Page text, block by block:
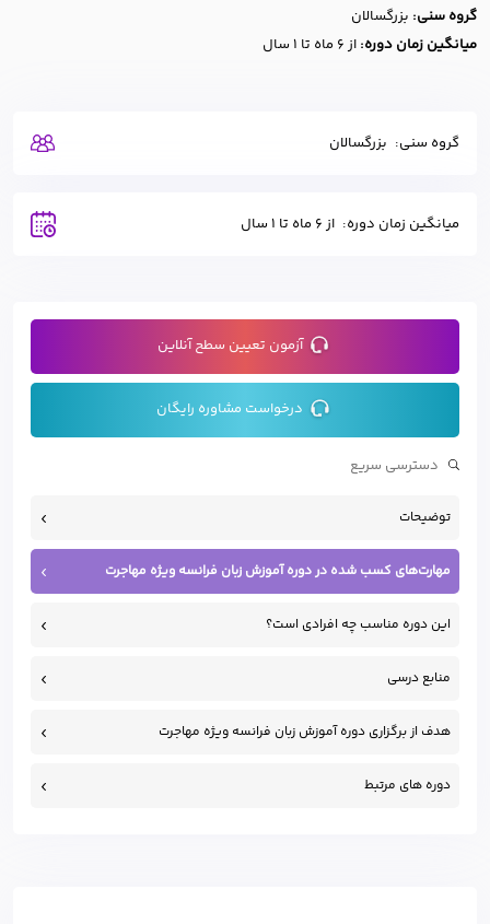
گروه سنی: بزرگسالان
میانگین زمان دوره: از 6 ماه تا 1 سال
گروه سنی: بزرگسالان
میانگین زمان دوره: از 6 ماه تا 1 سال
آزمون تعیین سطح آنلاین
درخواست مشاوره رایگان
توضیحات
مهارت‌های کسب شده در دوره آموزش زبان فرانسه ویژه مهاجرت
این دوره مناسب چه افرادی است؟
منابع درسی
هدف از برگزاری دوره آموزش زبان فرانسه ویژه مهاجرت
دوره های مرتبط